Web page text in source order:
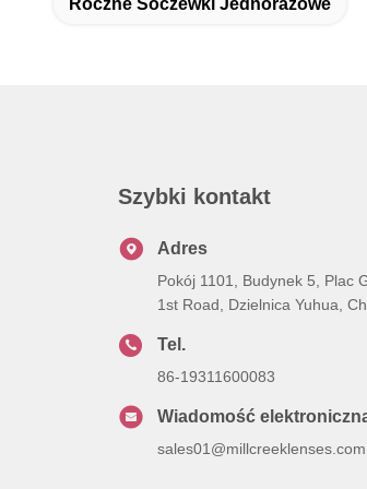
Roczne Soczewki Jednorazowe
Szybki kontakt
Adres
Pokój 1101, Budynek 5, Plac
1st Road, Dzielnica Yuhua,
Tel.
86-19311600083
Wiadomość
sales01@millcreeklenses.com